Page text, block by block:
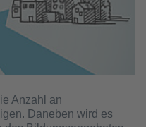
Anzahl an
Daneben wird es